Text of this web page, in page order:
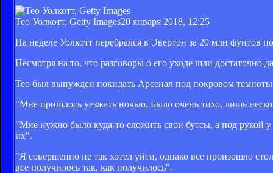
Тео Уолкотт, Getty Images20 января 2018, 12:25
На неделе Уолкотт перебрался в Эвертон за 20 млн фунтов
Несмотря на то, что разговоры о его уходе шли достаточно
Тео был вынужден покидать Арсенал под покровом
"Мне пришлось уезжать ночью. Было очень тихо, лишь
"Мне нужно было куда-то сложить свои бутсы, а под рукой
их".
"Я совершенно не так хотел уйти, однако все произошло
все получилось так, как получилось".